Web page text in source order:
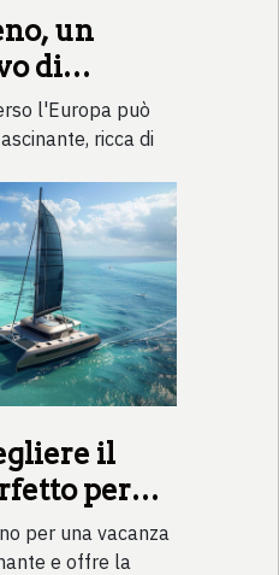
un
di
l'Europa può
ricca di
il
per
per una vacanza
e offre la